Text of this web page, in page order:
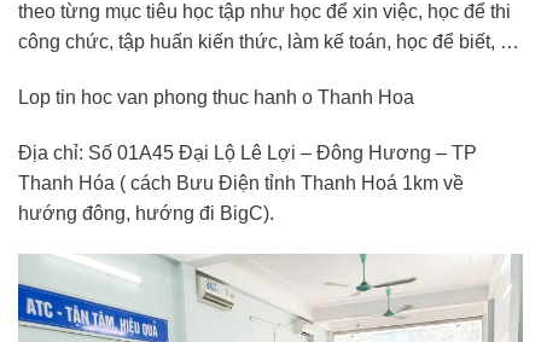
theo từng mục tiêu học tập như học để xin việc, học để thi
công chức, tập huấn kiến thức, làm kế toán, học để biết, …
Lop tin hoc van phong thuc hanh o Thanh Hoa
Địa chỉ: Số 01A45 Đại Lộ Lê Lợi – Đông Hương – TP
Thanh Hóa ( cách Bưu Điện tỉnh Thanh Hoá 1km về
hướng đông, hướng đi BigC).